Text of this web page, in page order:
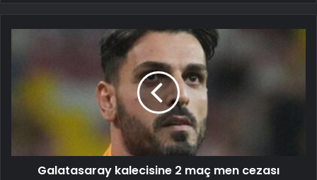
Galatasaray kalecisine 2 maç men cezası